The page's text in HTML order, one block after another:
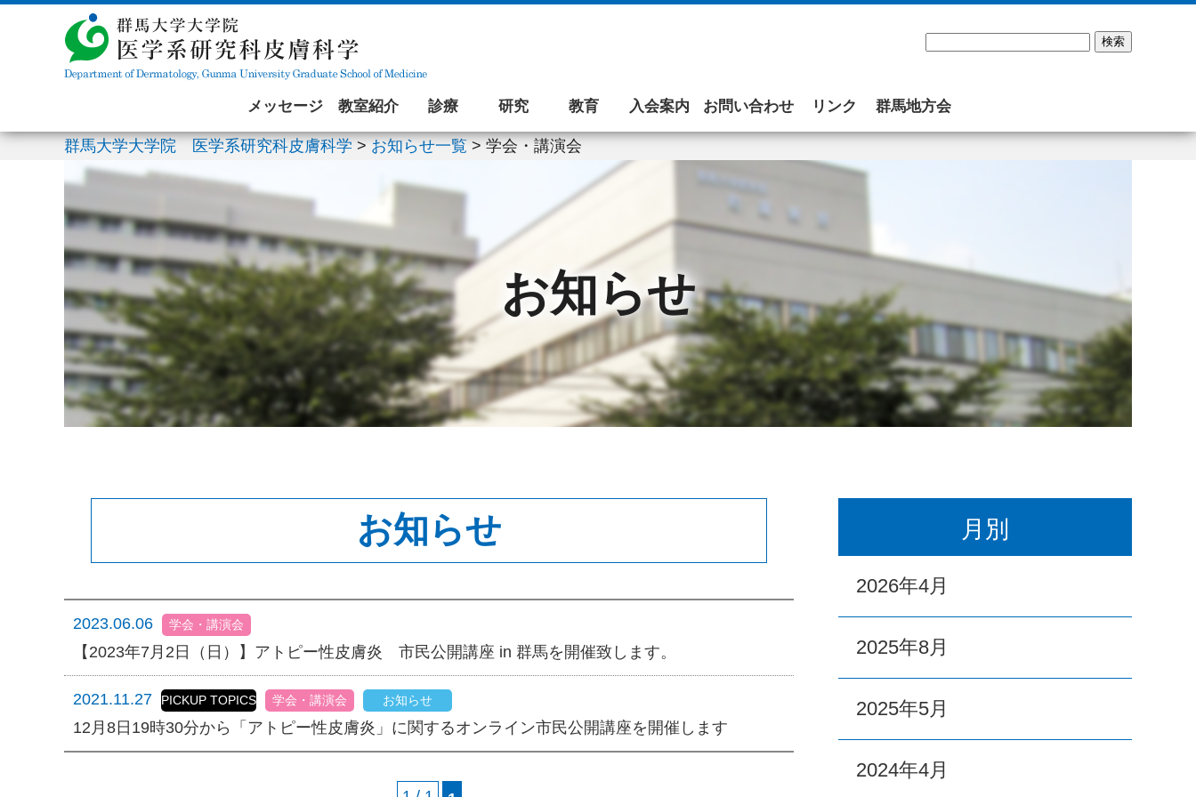
メッセージ 教室紹介 診療 研究 教育 入会案内 お問い合わせ リンク 群馬地方会
群馬大学大学院 医学系研究科皮膚科学 > お知らせ一覧 > 学会・講演会
お知らせ
お知らせ
2023.06.06 学会・講演会
【2023年7月2日（日）】アトピー性皮膚炎 市民公開講座 in 群馬を開催致します。
2021.11.27 PICKUP TOPICS 学会・講演会 お知らせ
12月8日19時30分から「アトピー性皮膚炎」に関するオンライン市民公開講座を開催します
月別
2026年4月
2025年8月
2025年5月
2024年4月